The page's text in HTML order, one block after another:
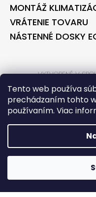
Tento web používa
prechádzaním tohto
používaním. Viac
MONTÁŽ
VRÁTENIE TOVARU
NÁSTENNÉ DOSKY
VYTVORENÉ V
VYTVORENÉ V
*** PARTNER PRE
REKONŠTRUKCIE